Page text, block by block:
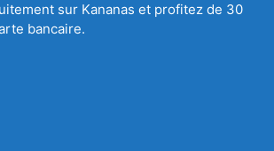
sur Kananas et profitez de 30
bancaire.